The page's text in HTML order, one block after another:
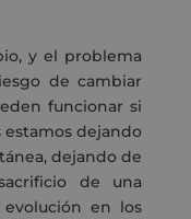
y el problema
de cambiar
funcionar si
estamos dejando
dejando de
de una
en los